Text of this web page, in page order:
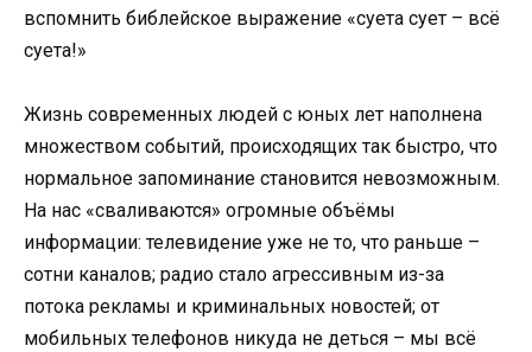
вспомнить библейское выражение «суета сует – всё
суета!»
Жизнь современных людей с юных лет наполнена
множеством событий, происходящих так быстро, что
нормальное запоминание становится невозможным.
На нас «сваливаются» огромные объёмы
информации: телевидение уже не то, что раньше –
сотни каналов; радио стало агрессивным из-за
потока рекламы и криминальных новостей; от
мобильных телефонов никуда не деться – мы всё